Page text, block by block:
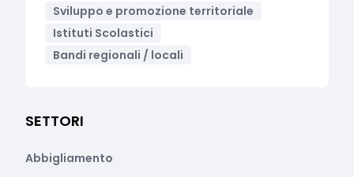
Sviluppo e promozione territoriale
Istituti Scolastici
Bandi regionali / locali
SETTORI
Abbigliamento